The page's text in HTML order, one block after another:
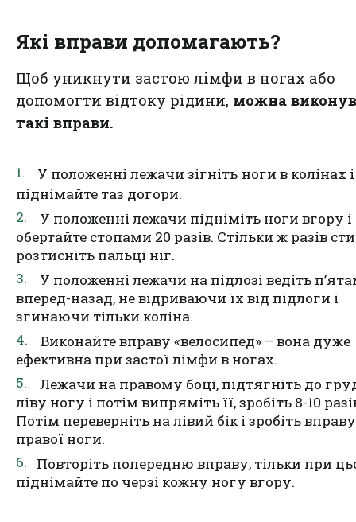
Які вправи допомагають?
Щоб уникнути застою лімфи в ногах або
допомогти відтоку рідини, можна
такі вправи.
У положенні лежачи зігніть ноги в колінах і
піднімайте таз догори.
У положенні лежачи підніміть ноги вгору і
обертайте стопами 20 разів. Стільки ж разів
розтисніть пальці ніг.
У положенні лежачи на підлозі ведіть
вперед-назад, не відриваючи їх від підлоги і
згинаючи тільки коліна.
Виконайте вправу «велосипед» – вона дуже
ефективна при застої лімфи в ногах.
Лежачи на правому боці, підтягніть до
ліву ногу і потім випряміть її, зробіть 8-10
Потім переверніть на лівий бік і зробітьвправ
правої ноги.
Повторіть попередню вправу, тільки при
піднімайте по черзі кожну ногу вгору.